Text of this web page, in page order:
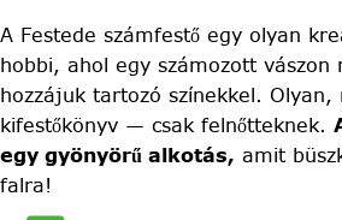
A Festede számfestő egy olyan
hobbi, ahol egy számozott vászon
hozzájuk tartozó színekkel. Olyan,
kifestőkönyv — csak felnőtteknek.
egy gyönyörű alkotás, amit
falra!